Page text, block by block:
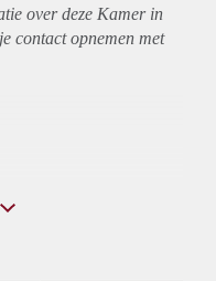
over deze Kamer in
contact opnemen met